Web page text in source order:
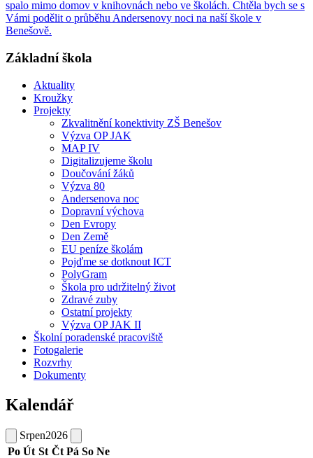
spalo mimo domov v knihovnách nebo ve školách. Chtěla bych se s
Vámi podělit o průběhu Andersenovy noci na naší škole v
Benešově.
Základní škola
Aktuality
Kroužky
Projekty
Zkvalitnění konektivity ZŠ Benešov
Výzva OP JAK
MAP IV
Digitalizujeme školu
Doučování žáků
Výzva 80
Andersenova noc
Dopravní výchova
Den Evropy
Den Země
EU peníze školám
Pojďme se dotknout ICT
PolyGram
Škola pro udržitelný život
Zdravé zuby
Ostatní projekty
Výzva OP JAK II
Školní poradenské pracoviště
Fotogalerie
Rozvrhy
Dokumenty
Kalendář
Srpen2026
Po Út St Čt Pá So Ne